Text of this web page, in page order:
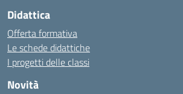
Didattica
Offerta formativa
Le schede didattiche
I progetti delle classi
Novità